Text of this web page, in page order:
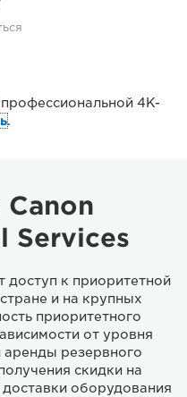
4K-
.
Services
к приоритетной
и на крупных
приоритетного
от уровня
аренды резервного
скидки на
оборудования